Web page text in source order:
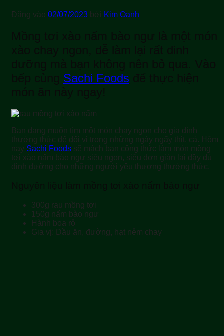
Đăng vào 02/07/2023 bởi Kim Oanh
Mồng tơi xào nấm bào ngư là một món
xào chay ngon, dễ làm lại rất dinh
dưỡng mà bạn không nên bỏ qua. Vào
bếp cùng Sachi Foods để thực hiện
món ăn này ngay!
Bạn đang muốn tìm một món chay ngon cho gia đình
thưởng thức để đổi vị trong những ngày ngấy thịt, cá. Hôm
nay Sachi Foods sẽ mách bạn công thức làm món mồng
tơi xào nấm bào ngư siêu ngon, siêu đơn giản lại đầy đủ
dinh dưỡng cho những người yêu thương thưởng thức.
Nguyên liệu làm mồng tơi xào nấm bào ngư
300g rau mồng tơi
150g nấm bào ngư
Hành boa rô
Gia vị: Dầu ăn, đường, hạt nêm chay